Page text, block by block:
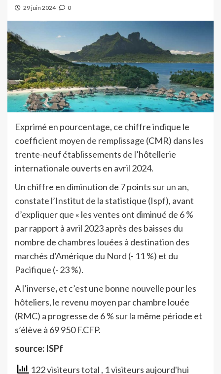
29 juin 2024 0
Exprimé en pourcentage, ce chiffre indique le
coefficient moyen de remplissage (CMR) dans les
trente-neuf établissements de l’hôtellerie
internationale ouverts en avril 2024.
Un chiffre en diminution de 7 points sur un an,
constate l’Institut de la statistique (Ispf), avant
d’expliquer que « les ventes ont diminué de 6 %
par rapport à avril 2023 après des baisses du
nombre de chambres louées à destination des
marchés d’Amérique du Nord (- 11 %) et du
Pacifique (- 23 %).
A l’inverse,et c’est une bonne nouvelle pour les
hôteliers, le revenu moyen par chambre louée
(RMC) a progresse de 6 % sur la même période et
s’élève à 69 950 F.CFP.
source: ISPf
122 visiteurs total , 1 visiteurs aujourd'hui